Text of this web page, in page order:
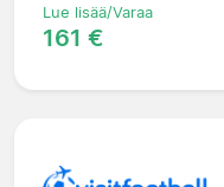
Lue lisää/Varaa
161 €